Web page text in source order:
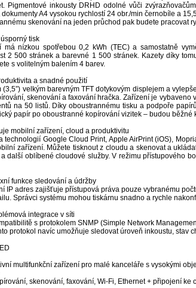
Pigmentové inkousty DRHD odolné vůči
dokumenty A4 vysokou rychlostí 24 obr./min černobíle a
skenování na jeden průchod pak budete pracovat
tisk
má nízkou spotřebou 0,2 kWh (TEC) a samostatně
2 500 stránek a barevné 1 500 stránek. Kazety díky
s volitelným balením 4 barev.
a snadné použití
(3,5”) velkým barevným TFT dotykovým displejem a
skenování a faxování hračka. Zařízení je
na 50 listů. Díky oboustrannému tisku a podpoře
papír po oboustranné kopírování vizitek – budou
mobilní zařízení, cloud a produktivitu
technologií Google Cloud Print, Apple AirPrint (iOS),
zařízení. Můžete tisknout z cloudu a skenovat a
další oblíbené cloudové služby. V režimu přístupového
funkce sledování a údržby
IP adres zajišťuje přístupová práva pouze vybranému
Správci systému mohou tiskárnu snadno a rychle
integrace v síti
s protokolem SNMP (Simple Network
protokol navíc umožňuje sledovat úroveň inkoustu, stav
multifunkční zařízení pro malé kanceláře s vysokými
skenování, faxování, Wi-Fi, Ethernet + připojení ke